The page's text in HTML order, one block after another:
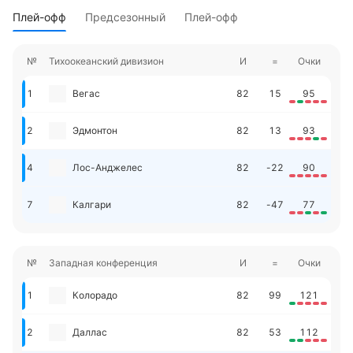
Плей-офф Предсезонный Плей-офф
№ Тихоокеанский дивизион И = Очки
1 Вегас 82 15 95
2 Эдмонтон 82 13 93
4 Лос-Анджелес 82 -22 90
7 Калгари 82 -47 77
№ Западная конференция И = Очки
1 Колорадо 82 99 121
2 Даллас 82 53 112